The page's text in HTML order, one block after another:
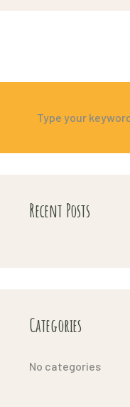
Recent Posts
Categories
No categories